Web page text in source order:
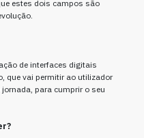
estes dois campos são
de interfaces digitais
que vai permitir ao utilizador
para cumprir o seu